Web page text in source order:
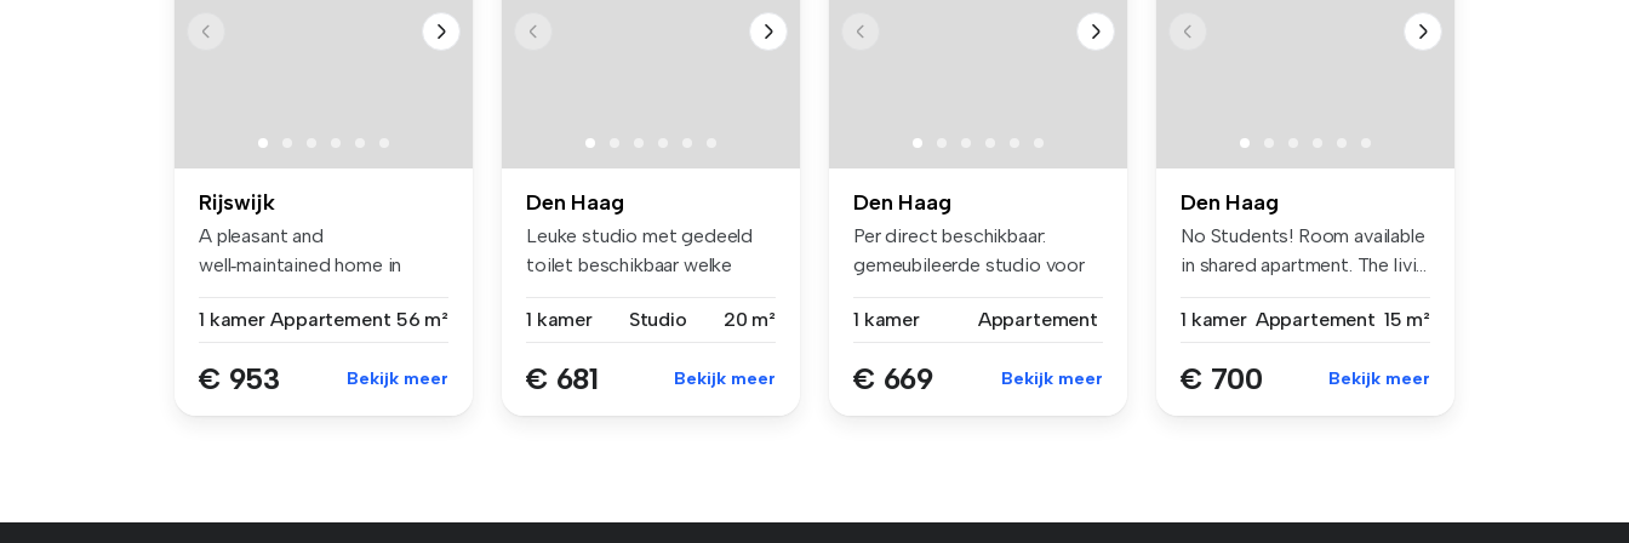
Rijswijk
A pleasant and
well‑maintained home in
1 kamer Appartement 56 m²
€ 953 Bekijk meer
Den Haag
Leuke studio met gedeeld
toilet beschikbaar welke
1 kamer
Studio 20 m²
€ 681 Bekijk meer
Den Haag
Per direct beschikbaar:
gemeubileerde studio voor
1 kamer
Appartement
€ 669 Bekijk meer
Den Haag
No Students! Room available
in shared apartment. The livi...
1 kamer Appartement 15 m²
€ 700 Bekijk meer